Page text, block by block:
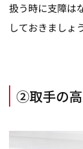
扱う時に支障は
しておきましょう
②取手の